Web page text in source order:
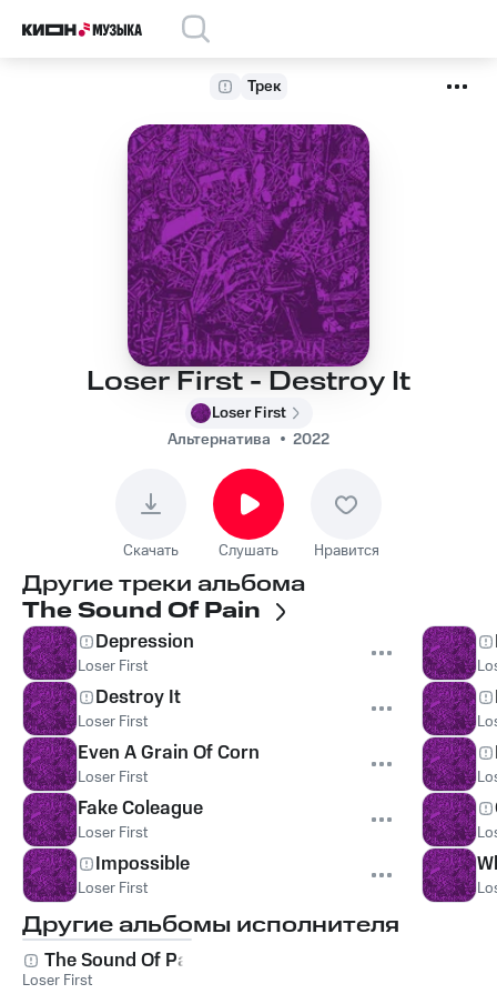
Трек
Loser First - Destroy It
Loser First
Альтернатива
2022
Скачать Слушать Нравится
Другие треки альбома
The Sound Of Pain
Depression
Loser First
Destroy It
Loser First
Even A Grain Of Corn
Loser First
Fake Coleague
Loser First
Impossible
Loser First
Другие альбомы исполнителя
The Sound Of Pain
Loser First